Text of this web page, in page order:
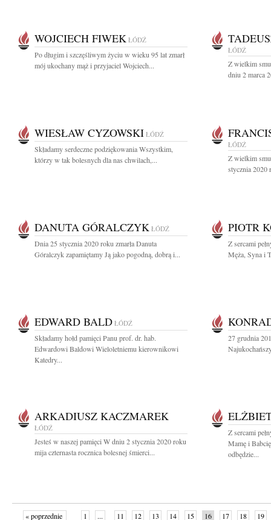
WOJCIECH FIWEK ŁÓDŹ
Po długim i szczęśliwym życiu w wieku 95 lat zmarł
mój ukochany mąż i przyjaciel Wojciech...
ŁÓDŹ
Z wielkim
dniu 2 marca
WIESŁAW CYZOWSKI ŁÓDŹ
Składamy serdeczne podziękowania Wszystkim,
którzy w tak bolesnych dla nas chwilach,...
ŁÓDŹ
Z wielkim
stycznia 2020
DANUTA GÓRALCZYK ŁÓDŹ
Dnia 25 stycznia 2020 roku zmarła Danuta
Góralczyk zapamiętamy Ją jako pogodną, dobrą i...
PIOTR
Z sercami
Męża, Syna i
EDWARD BALD ŁÓDŹ
Składamy hołd pamięci Panu prof. dr. hab.
Edwardowi Baldowi Wieloletniemu kierownikowi
Katedry...
27 grudnia
ARKADIUSZ KACZMAREK
ŁÓDŹ
Jesteś w naszej pamięci W dniu 2 stycznia 2020 roku
mija czternasta rocznica bolesnej śmierci...
Z sercami
Mamę i
odbędzie...
« poprzednie 1 ... 11 12 13 14 15 16 17 18 19